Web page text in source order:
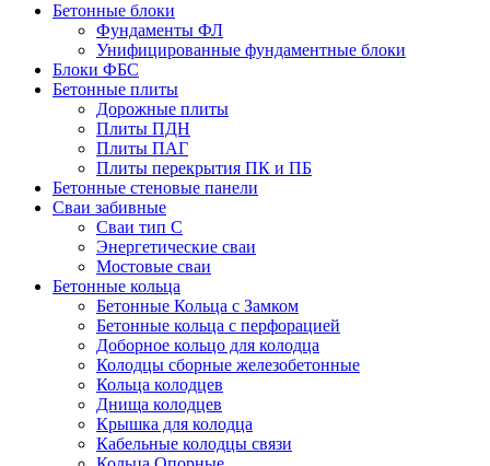
Бетонные блоки
Фундаменты ФЛ
Унифицированные фундаментные блоки
Блоки ФБС
Бетонные плиты
Дорожные плиты
Плиты ПДН
Плиты ПАГ
Плиты перекрытия ПК и ПБ
Бетонные стеновые панели
Сваи забивные
Сваи тип С
Энергетические сваи
Mостовые сваи
Бетонные кольца
Бетонные Кольца с Замком
Бетонные кольца с перфорацией
Доборное кольцо для колодца
Колодцы сборные железобетонные
Кольца колодцев
Днища колодцев
Крышка для колодца
Кабельные колодцы связи